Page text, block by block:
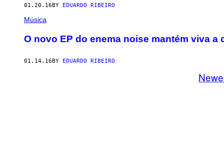
01.20.16BY EDUARDO RIBEIRO
Música
O novo EP do enema noise mantém viva
01.14.16 BY EDUARDO RIBEIRO